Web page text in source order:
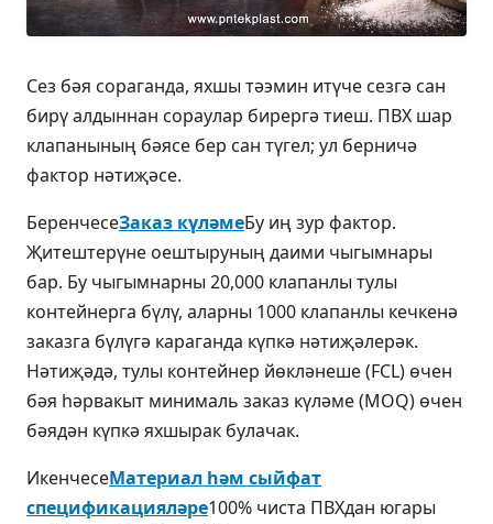
Сез бәя сораганда, яхшы тәэмин итүче сезгә сан
бирү алдыннан сораулар бирергә тиеш. ПВХ шар
клапанының бәясе бер сан түгел; ул берничә
фактор нәтиҗәсе.
БеренчесеЗаказ күләмеБу иң зур фактор.
Җитештерүне оештыруның даими чыгымнары
бар. Бу чыгымнарны 20,000 клапанлы тулы
контейнерга бүлү, аларны 1000 клапанлы кечкенә
заказга бүлүгә караганда күпкә нәтиҗәлерәк.
Нәтиҗәдә, тулы контейнер йөкләнеше (FCL) өчен
бәя һәрвакыт минималь заказ күләме (MOQ) өчен
бәядән күпкә яхшырак булачак.
ИкенчесеМатериал һәм сыйфат
спецификацияләре100% чиста ПВХдан югары